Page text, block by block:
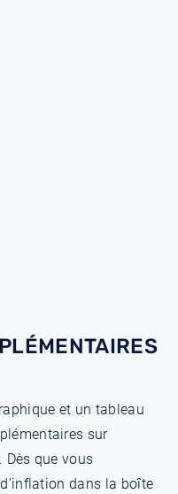
et un tableau
sur
Dès que vous
dans la boîte